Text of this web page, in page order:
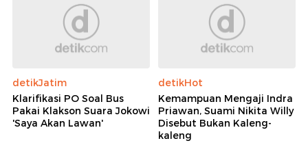
detikJatim
Klarifikasi PO Soal Bus
Pakai Klakson Suara Jokowi
'Saya Akan Lawan'
detikHot
Kemampuan Mengaji Indra
Priawan, Suami Nikita Willy
Disebut Bukan Kaleng-
kaleng